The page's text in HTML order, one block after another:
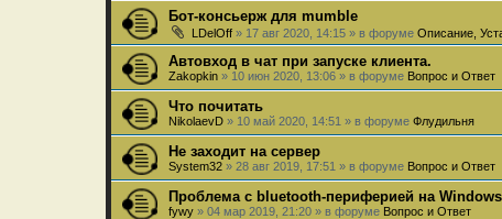
Бот-консьерж для mumble
LDelOff » 17 авг 2020, 14:15 » в форуме Описание,
Автовход в чат при запуске клиента.
Zakopkin » 10 июн 2020, 13:06 » в форуме Вопрос и Ответ
Что почитать
NikolaevD » 10 май 2020, 14:51 » в форуме Флудильня
Не заходит на сервер
System32 » 28 авг 2019, 17:51 » в форуме Вопрос и Ответ
Проблема с bluetooth-периферией на
fywy » 04 мар 2019, 21:20 » в форуме Вопрос и Ответ